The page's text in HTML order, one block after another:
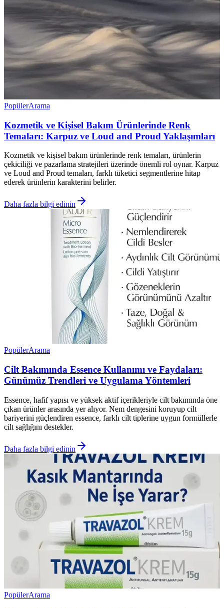
PopülerArama
Kozmetik ve Kişisel Bakım Ürünlerinde Renk
Temaları: Karpuz ve Loud and Proud Yaklaşımları
Kozmetik ve kişisel bakım ürünlerinde renk temaları, ürünlerin
çekiciliği ve pazarlama stratejileri üzerinde önemli rol oynar. Karpuz
ve Loud and Proud temaları, farklı tüketici segmentlerine hitap
ederek ürünlerin karakterini belirler.
Daha fazla bilgi edinin
PopülerArama
Cilt Bakımında Essence Kullanımı ve Faydaları:
Günümüz Trendleri ve Uygulama Yöntemleri
Essence, hafif yapısı ve yüksek aktif içerikleriyle cilt bakımında öne
çıkan ürünler arasında yer alıyor. Nem dengesini koruyup cilt
bariyerini güçlendiren essence, farklı cilt tiplerine uygun formüllerle
cilt sağlığını destekler.
Daha fazla bilgi edinin
PopülerArama